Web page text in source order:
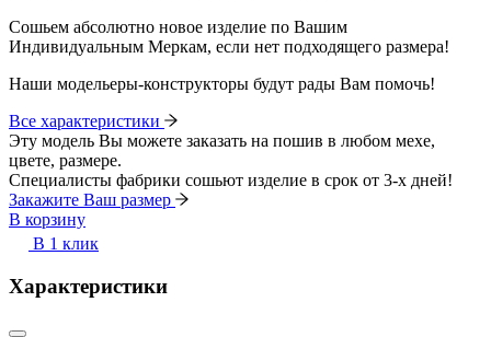
Сошьем абсолютно новое изделие по Вашим
Индивидуальным Меркам, если нет подходящего размера!
Наши модельеры-конструкторы будут рады Вам помочь!
Все характеристики
Эту модель Вы можете заказать на пошив в любом мехе,
цвете, размере.
Специалисты фабрики сошьют изделие в срок от 3-х дней!
Закажите Ваш размер
В корзину
В 1 клик
Характеристики